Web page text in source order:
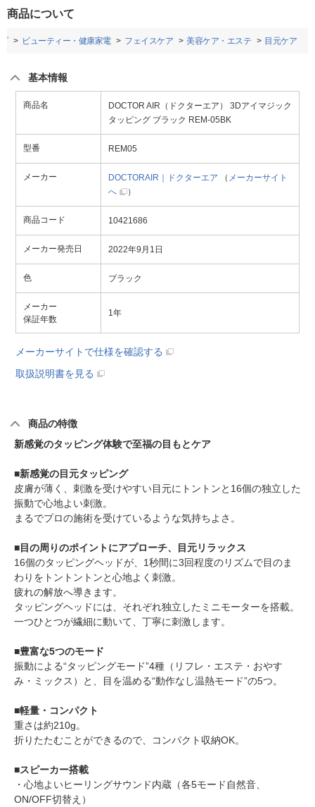
商品について
ビューティー・健康家電 フェイスケア 美容ケア・エステ 目元ケア
基本情報
商品名
DOCTOR AIR（ドクターエア） 3Dアイマジック
タッピング ブラック REM-05BK
型番 REM05
メーカー DOCTORAIR｜ドクターエア （ メーカーサイト
へ
）
商品コード 10421686
メーカー発売日 2022年9月1日
色 ブラック
メーカー
保証年数
1年
メーカーサイトで仕様を確認する
取扱説明書を見る
商品の特徴
新感覚のタッピング体験で至福の目もとケア
■新感覚の目元タッピング
皮膚が薄く、刺激を受けやすい目元にトントンと16個の独立した
振動で心地よい刺激。
まるでプロの施術を受けているような気持ちよさ。
■目の周りのポイントにアプローチ、目元リラックス
16個のタッピングヘッドが、1秒間に3回程度のリズムで目のま
わりをトントントンと心地よく刺激。
疲れの解放へ導きます。
タッピングヘッドには、それぞれ独立したミニモーターを搭載。
一つひとつが繊細に動いて、丁寧に刺激します。
■豊富な5つのモード
振動による“タッピングモード”4種（リフレ・エステ・おやす
み・ミックス）と、目を温める“動作なし温熱モード”の5つ。
■軽量・コンパクト
重さは約210g。
折りたたむことができるので、コンパクト収納OK。
■スピーカー搭載
・心地よいヒーリングサウンド内蔵（各5モード自然音、
ON/OFF切替え）